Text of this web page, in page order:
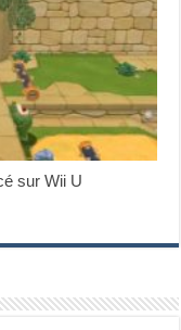
sur Wii U